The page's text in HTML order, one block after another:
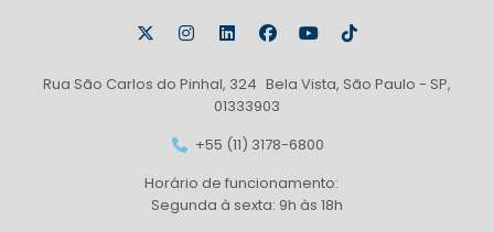
Rua São Carlos do Pinhal, 324 Bela Vista, São Paulo - SP,
01333903
+55 (11) 3178-6800
Horário de funcionamento:
Segunda à sexta: 9h às 18h